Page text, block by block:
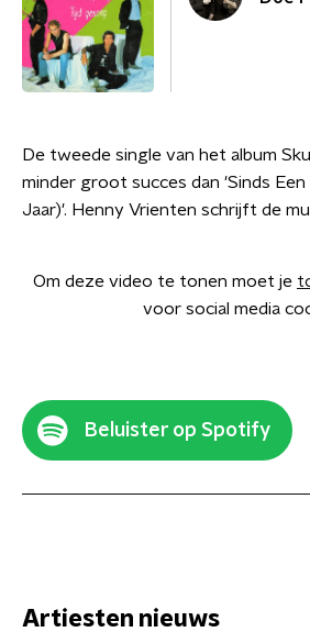
De tweede single van het album
minder groot succes dan 'Sinds
Jaar)'. Henny Vrienten schrijft de
Om deze video te tonen moet je
voor social media
Beluister op Spotify
Artiesten nieuws